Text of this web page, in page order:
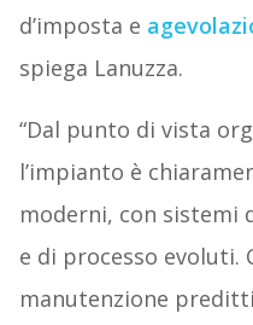
d’imposta e
spiega Lanuzza.
“Dal punto di vista
l’impianto è
moderni, con
e di processo evoluti.
manutenzione